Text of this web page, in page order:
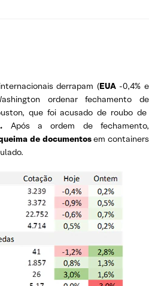
derrapam (EUA-0,4% e
ordenar fechamento de
que foi acusado de roubo de
Após a ordem de fechamento,
de documentosem containers